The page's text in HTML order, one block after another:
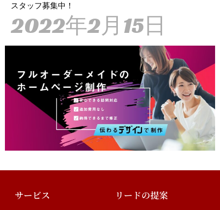
スタッフ募集中！
2022年2月15日
サービス リードの提案